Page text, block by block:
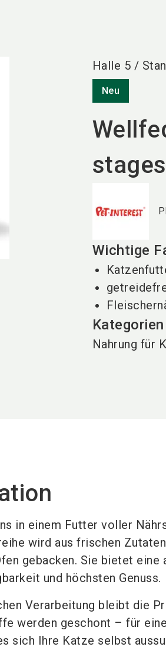
Halle 5 /
Neu
stages
Wichtige
Kategorien
Nahrung für
in einem Futter voller
wird aus frischen
gebacken. Sie bietet eine
und höchsten Genuss.
Verarbeitung bleibt die
werden geschont – für
sich Ihre Katze selbst